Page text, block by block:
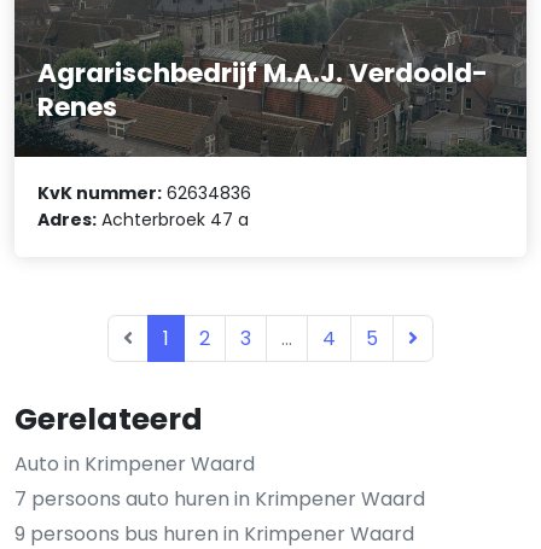
Gerelateerd
Auto in Krimpener Waard
7 persoons auto huren in Krimpener Waard
9 persoons bus huren in Krimpener Waard
Agrarischbedrijf M.A.J. Verdoold-
Renes
KvK nummer: 62634836
Adres: Achterbroek 47 a
1 2 3 ... 4 5